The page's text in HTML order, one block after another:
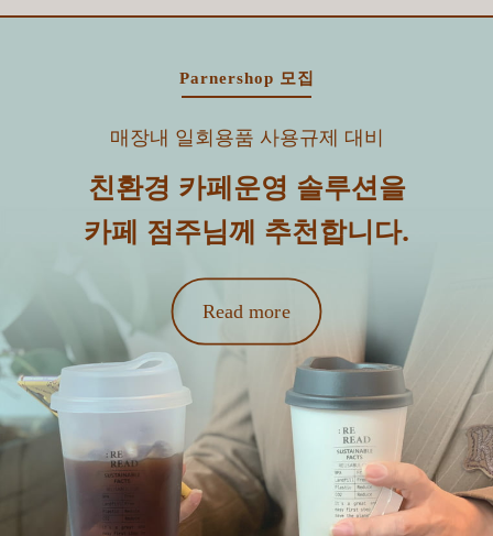
Parnershop 모집
매장내 일회용품 사용규제 대비
친환경 카페운영 솔루션을
카페 점주님께 추천합니다.
Read more